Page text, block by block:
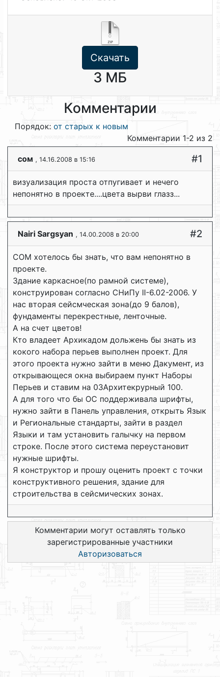
Скачать
3 МБ
Комментарии
Порядок: от старых к новым
Комментарии 1-2 из 2
сом , 14.16.2008 в 15:16 #1
визуализация проста отпугивает и нечего
непонятно в проекте....цвета вырви глазз...
Nairi Sargsyan , 14.00.2008 в 20:00 #2
COM хотелось бы знать, что вам непонятно в
проекте.
Здание каркасное(по рамной системе),
конструирован согласно СНиПу II-6.02-2006. У
нас вторая сейсмческая зона(до 9 балов),
фундаменты перекрестные, ленточные.
А на счет цветов!
Кто владеет Архикадом дольжень бы знать из
кокого набора перьев выполнен проект. Для
этого проекта нужно зайти в меню Дакумент, из
открывающеся окна выбираем пункт Наборы
Перьев и ставим на 03Архитекрурный 100.
А для того что бы ОС поддерживала шрифты,
нужно зайти в Панель управления, открыть Язык
и Региональные стандарты, зайти в раздел
Языки и там установить галычку на первом
строке. После этого система переустановит
нужные шрифты.
Я конструктор и прошу оценить проект с точки
конструктивного решения, здание для
строительства в сейсмических зонах.
Комментарии могут оставлять только
зарегистрированные участники
Авторизоваться